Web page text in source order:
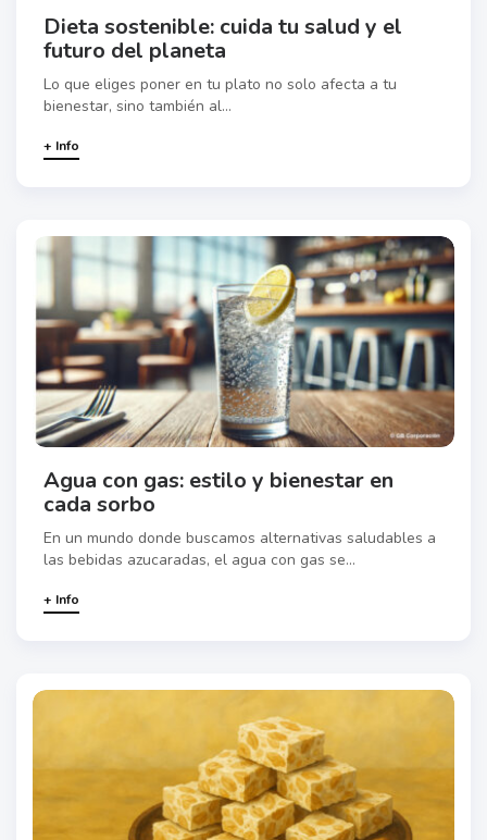
Dieta sostenible: cuida tu salud y el
futuro del planeta
Lo que eliges poner en tu plato no solo afecta a tu
bienestar, sino también al...
+ Info
Agua con gas: estilo y bienestar en
cada sorbo
En un mundo donde buscamos alternativas saludables a
las bebidas azucaradas, el agua con gas se...
+ Info